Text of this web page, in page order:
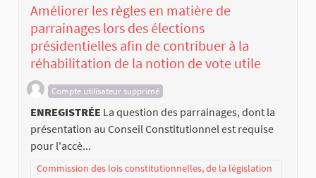
Améliorer les règles en matière de
parrainages lors des élections
présidentielles afin de contribuer à la
réhabilitation de la notion de vote utile
Compte utilisateur supprimé
ENREGISTRÉE La question des parrainages, dont la
présentation au Conseil Constitutionnel est requise
pour l'accè...
Commission des lois constitutionnelles, de la législation